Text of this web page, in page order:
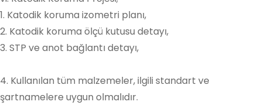
1. Katodik koruma izometri planı,
2. Katodik koruma ölçü kutusu detayı,
3. STP ve anot bağlantı detayı,
4. Kullanılan tüm malzemeler, ilgili standart ve
şartnamelere uygun olmalıdır.